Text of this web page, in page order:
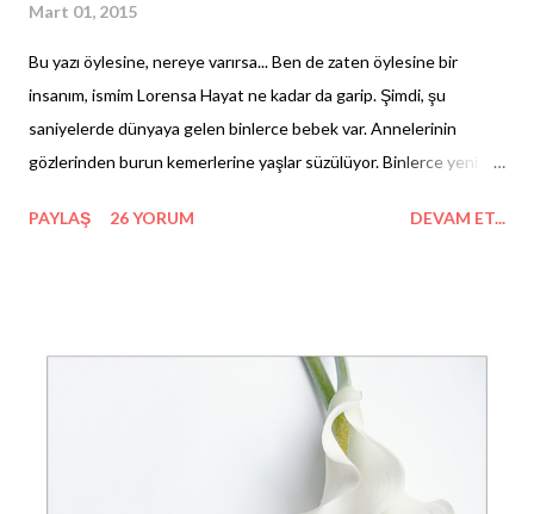
Mart 01, 2015
Bu yazı öylesine, nereye varırsa... Ben de zaten öylesine bir
insanım, ismim Lorensa Hayat ne kadar da garip. Şimdi, şu
saniyelerde dünyaya gelen binlerce bebek var. Annelerinin
gözlerinden burun kemerlerine yaşlar süzülüyor. Binlerce yeni
yandan yine aynı saniyeler ölüme ev sahipliği yapıyor. Binlerce
Canım acıyacak mı; yanacak mıyım yoksa boğulacak mı? Ama
bundan da ötesi, ardımda bırakacaklarım. Düşüncesi bile üzücü,
ürkütücü. İyisi mi düşünmeyeyim. Zaten konum da aslında ölüm
değil. Sadece kelimeler beni nereye götürüyorsa oraya
sürükleniyorum. Aklımda yine ölüm- yine mi ölüm-! Kim bana
PAYLAŞ 26 YORUM DEVAM ET...